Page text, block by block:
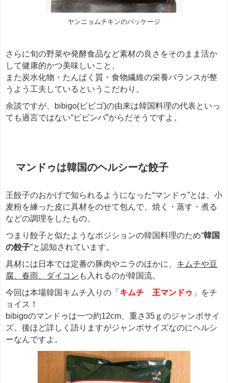
ヤンニョムチキンのパッケージ
さらに旬の野菜や発酵食品など素材の良さをそのまま活か
して健康的かつ美味しいこと、
また炭水化物・たんぱく質・食物繊維の栄養バランスが整
うよう工夫しているというこだわり。
余談ですが、bibigo(ビビゴ)の由来は韓国料理の代表といっ
ても過言ではない“ビビンバ”からだそうですよ。
マンドゥは韓国のヘルシーな餃子
王餃子のおかげで知られるようになった“マンドゥ”とは、小
麦粉を練った皮に具材をのせて包んで、焼く・蒸す・煮る
などの調理をしたもの。
つまり餃子と似たようなポジションの韓国料理のため“韓国
の餃子”と認知されています。
具材には日本では定番の豚肉やニラのほかに、 キムチや豆
腐、春雨、ダイコン も入れるのが韓国流。
今回は本場韓国キムチ入りの「 キムチ 王マンドゥ 」をチ
ョイス！
bibigoのマンドゥは一つ約12cm、重さ35ｇのジャンボサイ
ズ。後ほど詳しく語りますがジャンボサイズなのにヘルシ
ーなんですよ。